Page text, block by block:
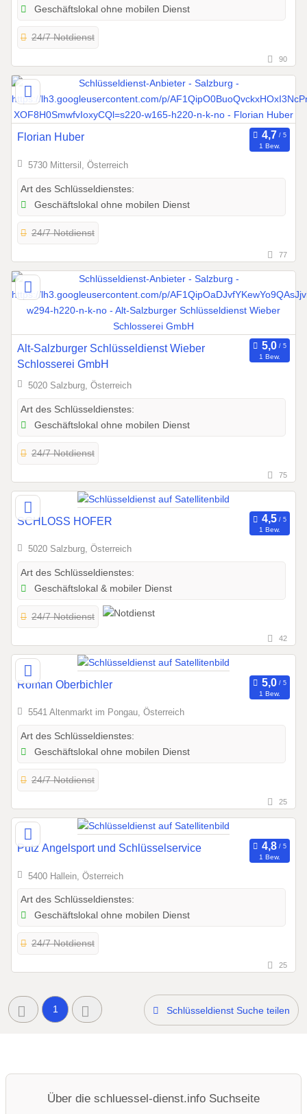
Geschäftslokal ohne mobilen Dienst
24/7 Notdienst
90
Florian Huber
1 Bew.
5730 Mittersil, Österreich
Art des Schlüsseldienstes:
Geschäftslokal ohne mobilen Dienst
24/7 Notdienst
77
Alt-Salzburger Schlüsseldienst Wieber
Schlosserei GmbH
1 Bew.
5020 Salzburg, Österreich
Art des Schlüsseldienstes:
Geschäftslokal ohne mobilen Dienst
24/7 Notdienst
75
SCHLOSS HOFER
1 Bew.
5020 Salzburg, Österreich
Art des Schlüsseldienstes:
Geschäftslokal & mobiler Dienst
24/7 Notdienst
42
Roman Oberbichler
1 Bew.
5541 Altenmarkt im Pongau, Österreich
Art des Schlüsseldienstes:
Geschäftslokal ohne mobilen Dienst
24/7 Notdienst
25
Putz Angelsport und Schlüsselservice
1 Bew.
5400 Hallein, Österreich
Art des Schlüsseldienstes:
Geschäftslokal ohne mobilen Dienst
24/7 Notdienst
25
1 Schlüsseldienst Suche teilen
Über die schluessel-dienst.info Suchseite